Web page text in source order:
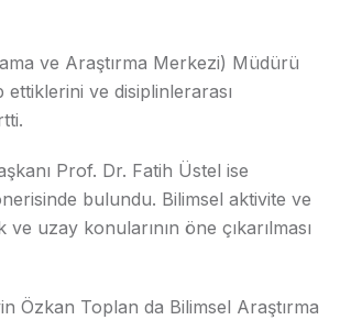
ve Araştırma Merkezi) Müdürü
ve disiplinlerarası
Prof. Dr. Fatih Üstel ise
bulundu. Bilimsel aktivite ve
uzay konularının öne çıkarılması
Özkan Toplan da Bilimsel Araştırma